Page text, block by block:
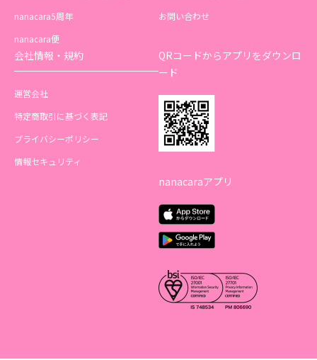
nanacara5周年
nanacara便
お問い合わせ
会社情報・規約
運営会社
特定商取引に基づく表記
プライバシーポリシー
情報セキュリティ
QRコードからアプリをダウンロ
ード
nanacaraアプリ